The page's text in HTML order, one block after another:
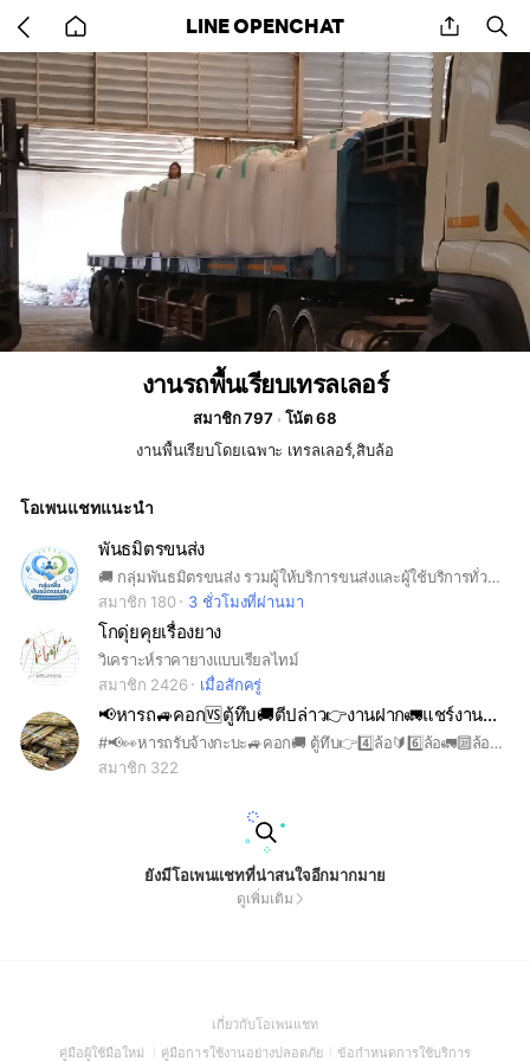
back
to
home
LINE OPENCHAT share
งานรถพื้นเรียบเทรลเลอร์
สมาชิก 797
โน้ต 68
งานพื้นเรียบโดยเฉพาะ เทรลเลอร์,สิบล้อ
โอเพนแชทแนะนำ
พันธมิตรขนส่ง
🚚 กลุ่มพันธมิตรขนส่ง รวมผู้ให้บริการขนส่งและผู้ใช้บริการทั่วไทย แลกเปลี่ยนงาน ช่วยเหลือกันด้วยความจริงใจ เน้นความซื่อสัตย์ รับผิดชอบ และความปลอดภัยของสินค้า 📦 สินค้าปลอดภัย เมื่อไว้วางใจใช้บริการพันธมิตรขนส่ง 🤝 เติบโตไปด้วยกัน บนพื้นฐานของความเชื่อใจ
สมาชิก 180
3 ชั่วโมงที่ผ่านมา
โกดุ่ยคุยเรื่องยาง
วิเคราะห์ราคายางแบบเรียลไทม์
สมาชิก 2426
เมื่อสักครู่
📢หารถ🚙คอก🆚ตู้ทึบ🚚ตีปล่าว👉งานฝาก🚛แชร์งาน📢ฝากงาน💰ทั่วประเทศ🇹🇭
#📢👀หารถรับจ้างกะบะ🚙คอก🚚 ตู้ทึบ👉4️⃣ล้อ🔰6️⃣ล้อ🚛🔟ล้อรถพ่วงรถบรรทุก 🚐🚙🚚🚛ตีปล่าว👀หางานกลับ↔️งานฝาก🆚แชร์งาน🔰ทุกอย่างเกี่ยวกับการขนส่งสินค้า🌎🇹🇭ทั่วประเทศ🇹🇭🌎
สมาชิก 322
ยังมีโอเพนแชทที่น่าสนใจอีกมากมาย
ดูเพิ่มเติม
เกี่ยวกับโอเพนแชท(Open
in
คู่มือผู้ใช้มือใหม่ (Open
คู่มือการใช้งานอย่างปลอดภัย(Open
ข้อกำหนดการใช้บริการ(Open